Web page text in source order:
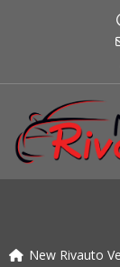
New Rivauto